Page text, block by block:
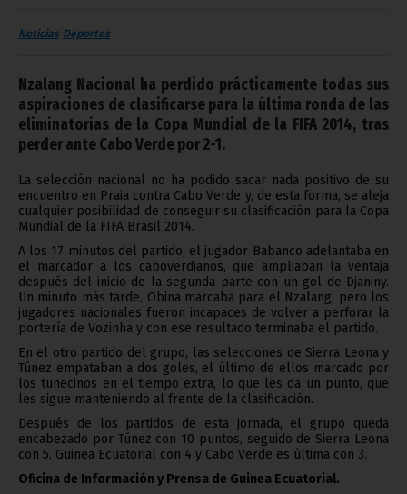
Noticias Deportes
Nzalang Nacional ha perdido prácticamente todas sus
aspiraciones de clasificarse para la última ronda de las
eliminatorias de la Copa Mundial de la FIFA 2014, tras
perder ante Cabo Verde por 2-1.
La selección nacional no ha podido sacar nada positivo de su
encuentro en Praia contra Cabo Verde y, de esta forma, se aleja
cualquier posibilidad de conseguir su clasificación para la Copa
Mundial de la FIFA Brasil 2014.
A los 17 minutos del partido, el jugador Babanco adelantaba en
el marcador a los caboverdianos, que ampliaban la ventaja
después del inicio de la segunda parte con un gol de Djaniny.
Un minuto más tarde, Obina marcaba para el Nzalang, pero los
jugadores nacionales fueron incapaces de volver a perforar la
portería de Vozinha y con ese resultado terminaba el partido.
En el otro partido del grupo, las selecciones de Sierra Leona y
Túnez empataban a dos goles, el último de ellos marcado por
los tunecinos en el tiempo extra, lo que les da un punto, que
les sigue manteniendo al frente de la clasificación.
Después de los partidos de esta jornada, el grupo queda
encabezado por Túnez con 10 puntos, seguido de Sierra Leona
con 5, Guinea Ecuatorial con 4 y Cabo Verde es última con 3.
Oficina de Información y Prensa de Guinea Ecuatorial.